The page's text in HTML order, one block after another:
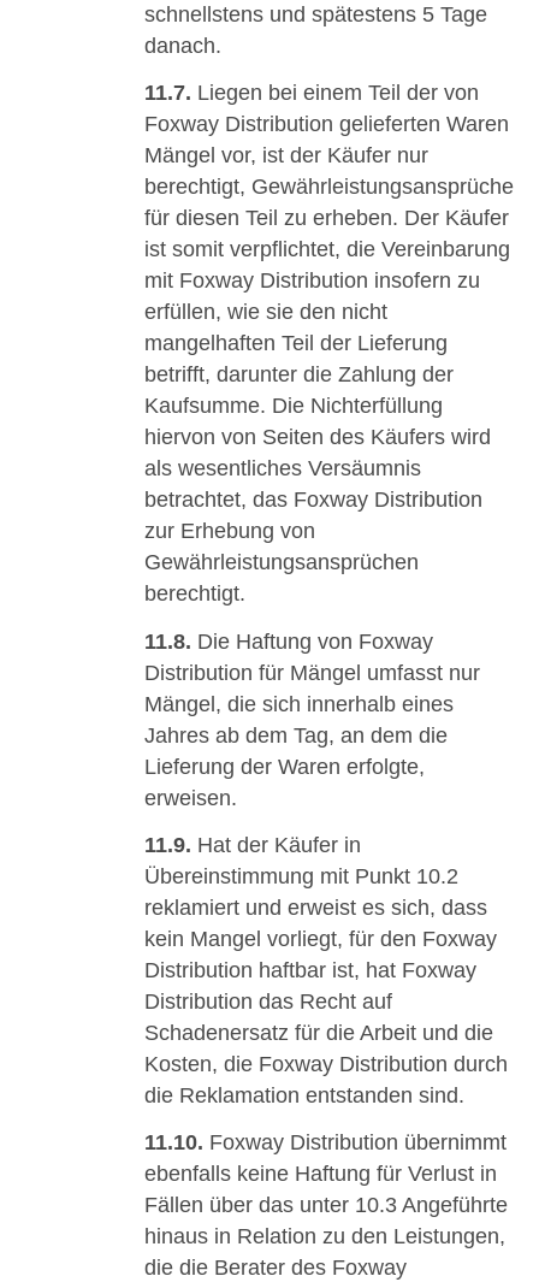
schnellstens und spätestens 5 Tage
danach.
11.7. Liegen bei einem Teil der von
Foxway Distribution gelieferten Waren
Mängel vor, ist der Käufer nur
berechtigt, Gewährleistungsansprüche
für diesen Teil zu erheben. Der Käufer
ist somit verpflichtet, die Vereinbarung
mit Foxway Distribution insofern zu
erfüllen, wie sie den nicht
mangelhaften Teil der Lieferung
betrifft, darunter die Zahlung der
Kaufsumme. Die Nichterfüllung
hiervon von Seiten des Käufers wird
als wesentliches Versäumnis
betrachtet, das Foxway Distribution
zur Erhebung von
Gewährleistungsansprüchen
berechtigt.
11.8. Die Haftung von Foxway
Distribution für Mängel umfasst nur
Mängel, die sich innerhalb eines
Jahres ab dem Tag, an dem die
Lieferung der Waren erfolgte,
erweisen.
11.9. Hat der Käufer in
Übereinstimmung mit Punkt 10.2
reklamiert und erweist es sich, dass
kein Mangel vorliegt, für den Foxway
Distribution haftbar ist, hat Foxway
Distribution das Recht auf
Schadenersatz für die Arbeit und die
Kosten, die Foxway Distribution durch
die Reklamation entstanden sind.
11.10. Foxway Distribution übernimmt
ebenfalls keine Haftung für Verlust in
Fällen über das unter 10.3 Angeführte
hinaus in Relation zu den Leistungen,
die die Berater des Foxway